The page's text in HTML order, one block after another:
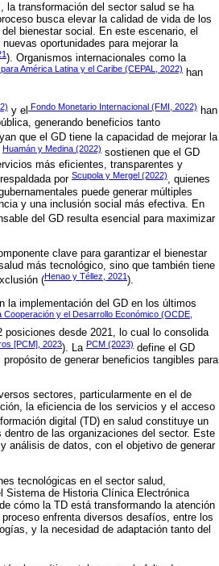
la transformación del sector salud se ha
busca elevar la calidad de vida de los
bienestar social. En este escenario, el
oportunidades para mejorar la
). Organismos internacionales como la
América Latina y el Caribe (CEPAL, 2022) han
y el Fondo Monetario Internacional (FMI, 2022) han
generando beneficios tanto
que el GD tiene la capacidad de mejorar la
Huamán y Medina (2022) sostienen que el GD
más eficientes, transparentes y
por Scupola y Mergel (2022), quienes
puede generar múltiples
y una inclusión social más efectiva. En
del GD resulta esencial para maximizar
clave para garantizar el bienestar
más tecnológico, sino que también tiene
(Henao y Téllez, 2021).
la implementación del GD en los últimos
Cooperación y el Desarrollo Económico (OCDE,
desde 2021, lo cual lo consolida
[PCM], 2023). La PCM (2023) define el GD
de generar beneficios tangibles para
sectores, particularmente en el de
la eficiencia de los servicios y el acceso
digital (TD) en salud constituye un
de las organizaciones del sector. Este
análisis de datos, con el objetivo de generar
tecnológicas en el sector salud,
Sistema de Historia Clínica Electrónica
cómo la TD está transformando la atención
enfrenta diversos desafíos, entre los
y la necesidad de adaptación tanto del